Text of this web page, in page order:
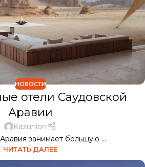
НОВОСТИ
отели Саудовской
Аравии
Kazunion
занимает большую ...
ЧИТАТЬ ДАЛЕЕ